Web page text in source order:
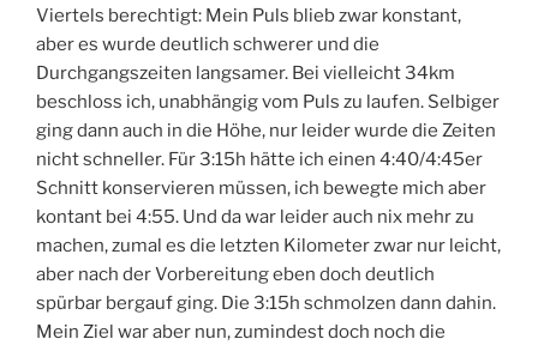
Viertels berechtigt: Mein Puls blieb zwar konstant,
aber es wurde deutlich schwerer und die
Durchgangszeiten langsamer. Bei vielleicht 34km
beschloss ich, unabhängig vom Puls zu laufen. Selbiger
ging dann auch in die Höhe, nur leider wurde die Zeiten
nicht schneller. Für 3:15h hätte ich einen 4:40/4:45er
Schnitt konservieren müssen, ich bewegte mich aber
kontant bei 4:55. Und da war leider auch nix mehr zu
machen, zumal es die letzten Kilometer zwar nur leicht,
aber nach der Vorbereitung eben doch deutlich
spürbar bergauf ging. Die 3:15h schmolzen dann dahin.
Mein Ziel war aber nun, zumindest doch noch die